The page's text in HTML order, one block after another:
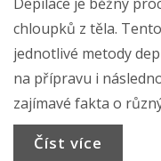
chloupků z těla.
jednotlivé metody
na přípravu i
zajímavé fakta o
chloupků.
Číst více